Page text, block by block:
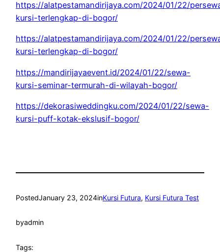
https://alatpestamandirijaya.com/2024/01/22/
kursi-terlengkap-di-bogor/
https://alatpestamandirijaya.com/2024/01/22/
kursi-terlengkap-di-bogor/
https://mandirijayaevent.id/2024/01/22/sewa-
kursi-seminar-termurah-di-wilayah-bogor/
https://dekorasiweddingku.com/2024/01/22/sewa-
kursi-puff-kotak-ekslusif-bogor/
PostedJanuary 23, 2024inKursi Futura, Kursi Futura Test
byadmin
Tags: